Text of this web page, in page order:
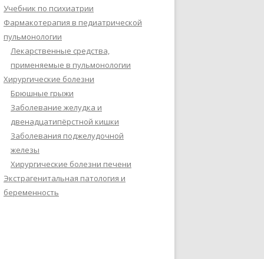
Учебник по психиатрии
Фармакотерапия в педиатрической
пульмонологии
Лекарственные средства,
применяемые в пульмонологии
Хирургические болезни
Брюшные грыжи
Заболевание желудка и
двенадцатипёрстной кишки
Заболевания поджелудочной
железы
Хирургические болезни печени
Экстрагенитальная патология и
беременность